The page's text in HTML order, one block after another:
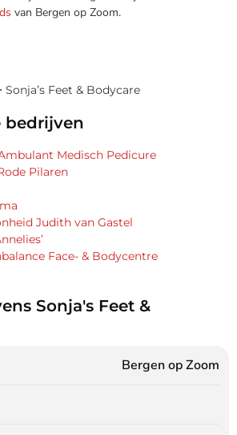
van Bergen op Zoom.
Sonja’s Feet & Bodycare
bedrijven
Medisch Pedicure
Pilaren
Judith van Gastel
Face- & Bodycentre
Sonja's Feet &
Bergen op Zoom